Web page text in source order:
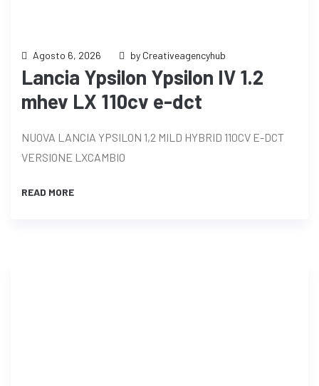
Agosto 6, 2026 by Creativeagencyhub
Lancia Ypsilon Ypsilon IV 1.2
mhev LX 110cv e-dct
NUOVA LANCIA YPSILON 1,2 MILD HYBRID 110CV E-DCT
VERSIONE LXCAMBIO
READ MORE